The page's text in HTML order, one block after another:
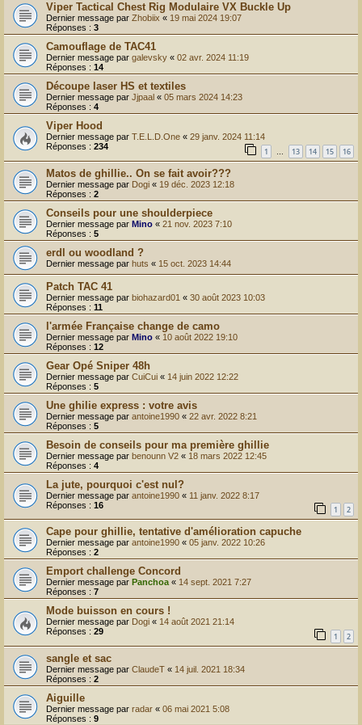
Viper Tactical Chest Rig Modulaire VX Buckle Up
Dernier message par Zhobiix « 19 mai 2024 19:07
Réponses : 3
Camouflage de TAC41
Dernier message par galevsky « 02 avr. 2024 11:19
Réponses : 14
Découpe laser HS et textiles
Dernier message par Jjpaal « 05 mars 2024 14:23
Réponses : 4
Viper Hood
Dernier message par T.E.L.D.One « 29 janv. 2024 11:14
Réponses : 234 1 … 13 14 15 16
Matos de ghillie.. On se fait avoir???
Dernier message par Dogi « 19 déc. 2023 12:18
Réponses : 2
Conseils pour une shoulderpiece
Dernier message par Mino « 21 nov. 2023 7:10
Réponses : 5
erdl ou woodland ?
Dernier message par huts « 15 oct. 2023 14:44
Patch TAC 41
Dernier message par biohazard01 « 30 août 2023 10:03
Réponses : 11
l'armée Française change de camo
Dernier message par Mino « 10 août 2022 19:10
Réponses : 12
Gear Opé Sniper 48h
Dernier message par CuiCui « 14 juin 2022 12:22
Réponses : 5
Une ghilie express : votre avis
Dernier message par antoine1990 « 22 avr. 2022 8:21
Réponses : 5
Besoin de conseils pour ma première ghillie
Dernier message par benounn V2 « 18 mars 2022 12:45
Réponses : 4
La jute, pourquoi c'est nul?
Dernier message par antoine1990 « 11 janv. 2022 8:17
Réponses : 16 1 2
Cape pour ghillie, tentative d'amélioration capuche
Dernier message par antoine1990 « 05 janv. 2022 10:26
Réponses : 2
Emport challenge Concord
Dernier message par Panchoa « 14 sept. 2021 7:27
Réponses : 7
Mode buisson en cours !
Dernier message par Dogi « 14 août 2021 21:14
Réponses : 29 1 2
sangle et sac
Dernier message par ClaudeT « 14 juil. 2021 18:34
Réponses : 2
Aiguille
Dernier message par radar « 06 mai 2021 5:08
Réponses : 9